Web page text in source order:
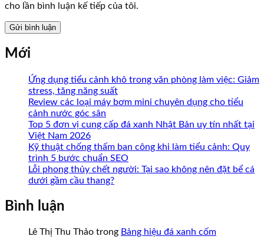
cho lần bình luận kế tiếp của tôi.
Mới
Ứng dụng tiểu cảnh khô trong văn phòng làm việc: Giảm
stress, tăng năng suất
Review các loại máy bơm mini chuyên dụng cho tiểu
cảnh nước góc sân
Top 5 đơn vị cung cấp đá xanh Nhật Bản uy tín nhất tại
Việt Nam 2026
Kỹ thuật chống thấm ban công khi làm tiểu cảnh: Quy
trình 5 bước chuẩn SEO
Lỗi phong thủy chết người: Tại sao không nên đặt bể cá
dưới gầm cầu thang?
Bình luận
Lê Thị Thu Thảo trong Bảng hiệu đá xanh cốm